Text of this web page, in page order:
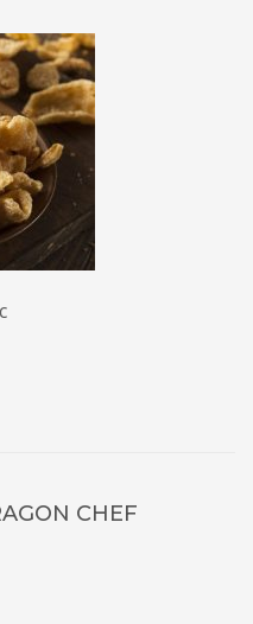
CHEF